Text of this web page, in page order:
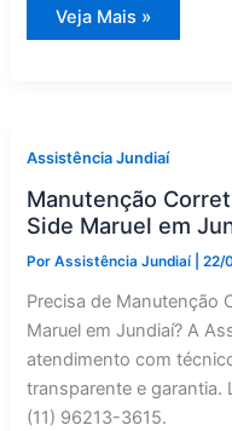
Liebherr
Geladeira
Itupeva
—
Assistência
Jundiaí
Veja Mais »
Assistência Jundiaí
Manutenção
Side Maruel em
PorAssistência Jundiaí |22/
Precisa de Manutenção
Maruel em Jundiaí? A
atendimento com
transparente e garantia.
(11) 96213-3615.